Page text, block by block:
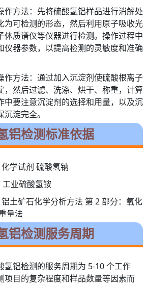
作方法：先将硫酸氢铝样品进行消解处
为可检测的形态，然后利用原子吸收光
体质谱仪等仪器进行检测。操作过程中
仪器参数，以提高检测的灵敏度和准确
作方法：通过加入沉淀剂使硫酸根离子
，然后过滤、洗涤、烘干、称重，计算
中要注意沉淀剂的选择和用量，以及沉
淀完全。
铝检测标准依据
学试剂 硫酸氢钠
业硫酸氢铵
土矿石化学分析方法 第 2 部分：氧化
量法
铝检测服务周期
氢铝检测的服务周期为 5-10 个工作
项目的复杂程度和样品数量等因素而